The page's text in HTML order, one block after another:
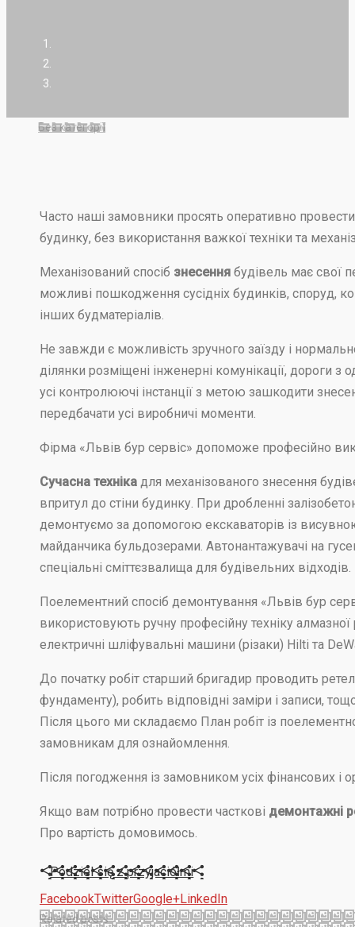
Без категорії
Часто наші замовники просять оперативно
будинку, без використання важкої техніки та
Механізований спосіб знесення будівель має свої
можливі пошкодження сусідніх будинків, споруд,
інших будматеріалів.
Не завжди є можливість зручного заїзду і
ділянки розміщені інженерні комунікації, дороги з
усі контролюючі інстанції з метою зашкодити
передбачати усі виробничі моменти.
Фірма «Львів бур сервіс» допоможе професійно
Сучасна техніка для механізованого знесення
впритул до стіни будинку. При дробленні
демонтуємо за допомогою екскаваторів із
майданчика бульдозерами. Автонантажувачі на
спеціальні сміттєзвалища для будівельних відходів.
Поелементний спосіб демонтування «Львів бур
використовують ручну професійну техніку алмазної
електричні шліфувальні машини (різаки) Hilti та
До початку робіт старший бригадир проводить
фундаменту), робить відповідні заміри і записи,
Після цього ми складаємо План робіт із
замовникам для ознайомлення.
Після погодження із замовником усіх фінансових і
Якщо вам потрібно провести часткові демонтажні
Про вартість домовимось.
Podziel się z przyjaciółmi
FacebookTwitterGoogle+LinkedIn
Related posts